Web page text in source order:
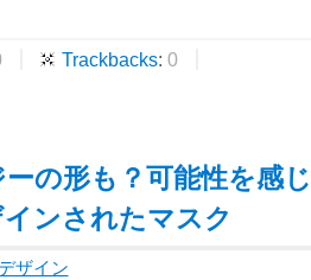
Trackbacks: 0
の形も？可能性を感
ンされたマスク
デザイン